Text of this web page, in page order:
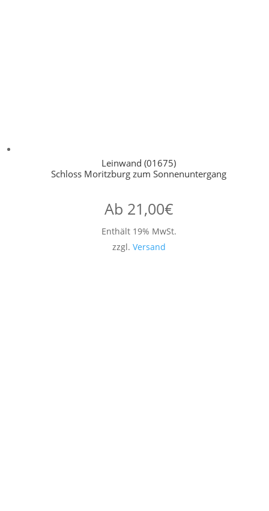
Leinwand (01675)
Schloss Moritzburg zum Sonnenuntergang
Ab 21,00€
Enthält 19% MwSt.
zzgl. Versand